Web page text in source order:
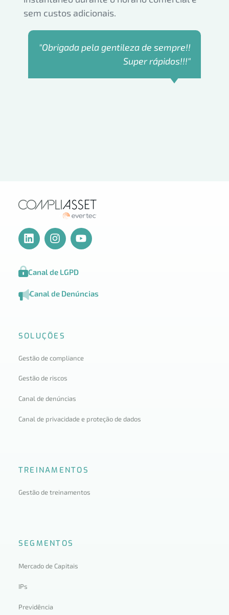
sem custos adicionais.
"Obrigada pela gentileza de sempre!!
Super rápidos!!!"
Canal de LGPD
Canal de Denúncias
SOLUÇÕES
Gestão de compliance
Gestão de riscos
Canal de denúncias
Canal de privacidade e proteção de dados
TREINAMENTOS
Gestão de treinamentos
SEGMENTOS
Mercado de Capitais
IPs
Previdência